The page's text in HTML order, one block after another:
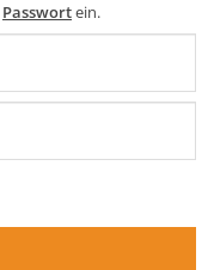
Passwortein.